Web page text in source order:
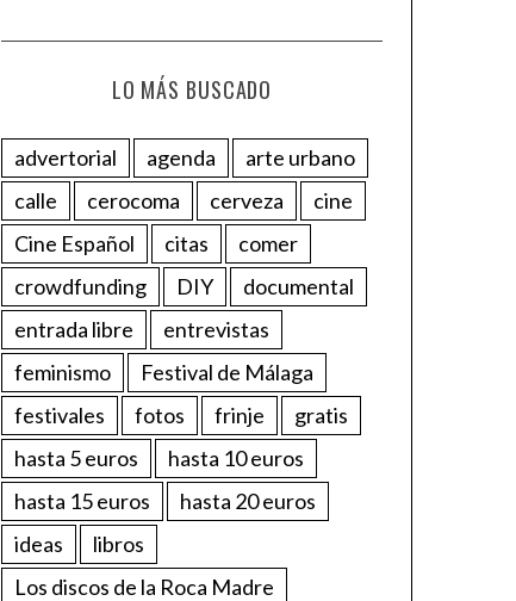
LO MÁS BUSCADO
advertorial agenda
arte urbano
calle
cerocoma cerveza
cine
Cine Español
citas
comer
crowdfunding
DIY
documental
entrada libre
entrevistas
feminismo
Festival de Málaga
festivales
fotos frinje
gratis
hasta 5 euros
hasta 10 euros
hasta 15 euros
hasta 20 euros
ideas
libros
Los discos de la Roca Madre